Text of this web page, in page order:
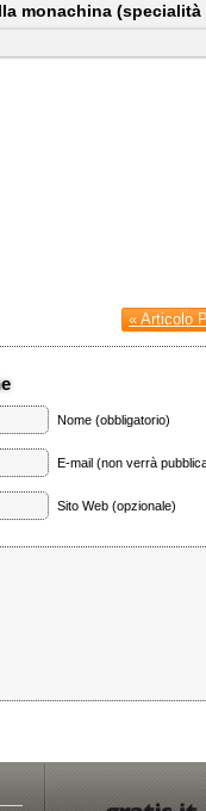
monachina
« Articolo
Nome (obbligatorio)
E-mail (non verrà
Sito Web (opzionale)